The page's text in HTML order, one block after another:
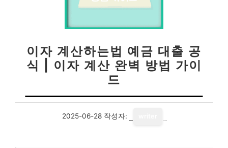
이자 계산하는법 예금 대출 공
식 | 이자 계산 완벽 방법 가이
드
2025-06-28 작성자: